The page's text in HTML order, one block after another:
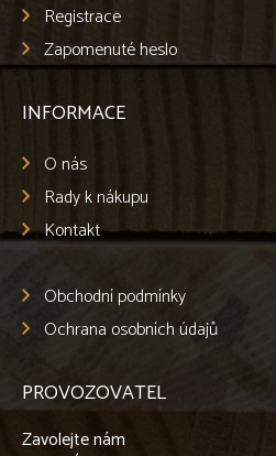
Registrace
Zapomenuté heslo
INFORMACE
O nás
Rady k nákupu
Kontakt
Obchodní podmínky
Ochrana osobních údajů
PROVOZOVATEL
Zavolejte nám